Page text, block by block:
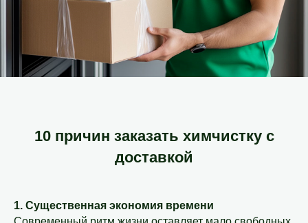
10 причин заказать химчистку с
доставкой
1. Существенная экономия времени